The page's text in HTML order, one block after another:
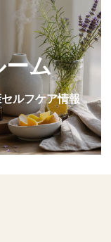
ーム
ルフケア情報